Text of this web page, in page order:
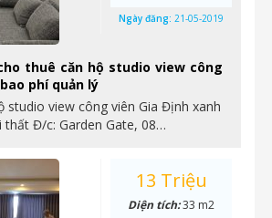
thuê căn hộ studio view công
phí quản lý
studio view công viên Gia Định xanh
Đ/c: Garden Gate, 08…
Ngày đăng: 21-05-2019
13 Triệu
Diện tích:33 m2